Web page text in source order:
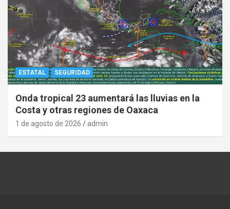
ESTATAL SEGURIDAD
Onda tropical 23 aumentará las lluvias en la
Costa y otras regiones de Oaxaca
1 de agosto de 2026 admin